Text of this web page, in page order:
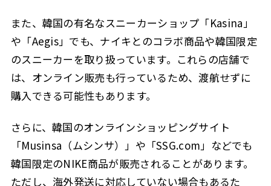
また、韓国の有名なスニーカーショップ「Kasina」
や「Aegis」でも、ナイキとのコラボ商品や韓国限定
のスニーカーを取り扱っています。これらの店舗で
は、オンライン販売も行っているため、渡航せずに
購入できる可能性もあります。
さらに、韓国のオンラインショッピングサイト
「Musinsa（ムシンサ）」や「SSG.com」などでも
韓国限定のNIKE商品が販売されることがあります。
ただし、海外発送に対応していない場合もあるた